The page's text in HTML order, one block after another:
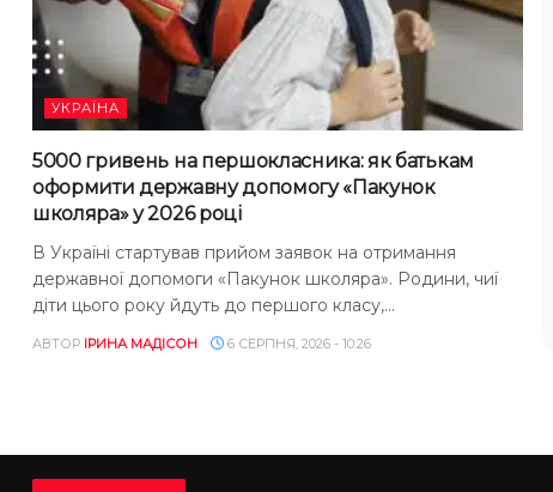
УКРАЇНА
5000 гривень на першокласника: як батькам
оформити державну допомогу «Пакунок
школяра» у 2026 році
В Україні стартував прийом заявок на отримання
державної допомоги «Пакунок школяра». Родини, чиї
діти цього року йдуть до першого класу,...
АВТОР ІРИНА МАДІСОН 6 СЕРПНЯ, 2026 - 10:26